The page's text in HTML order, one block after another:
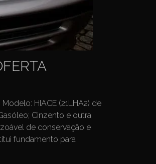
HIACE (21LHA2) de
Cinzento e outra
de conservação e
fundamento para